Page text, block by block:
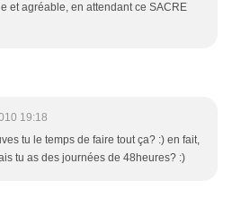
et agréable, en attendant ce SACRE
19:18
tu le temps de faire tout ça? :) en fait,
tu as des journées de 48heures? :)